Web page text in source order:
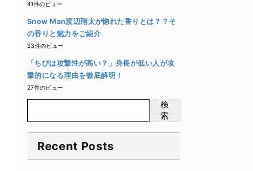
41件のビュー
Snow Man渡辺翔太が惚れた香りとは？？そ
の香りと魅力をご紹介
33件のビュー
「ちびは攻撃性が高い？」身長が低い人が攻
撃的になる理由を徹底解明！
27件のビュー
検
索
Recent Posts